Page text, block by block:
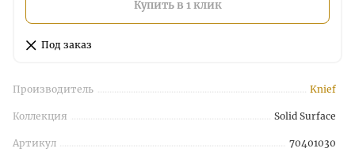
Купить в 1 клик
Под заказ
Производитель Knief
Коллекция Solid Surface
Артикул 70401030